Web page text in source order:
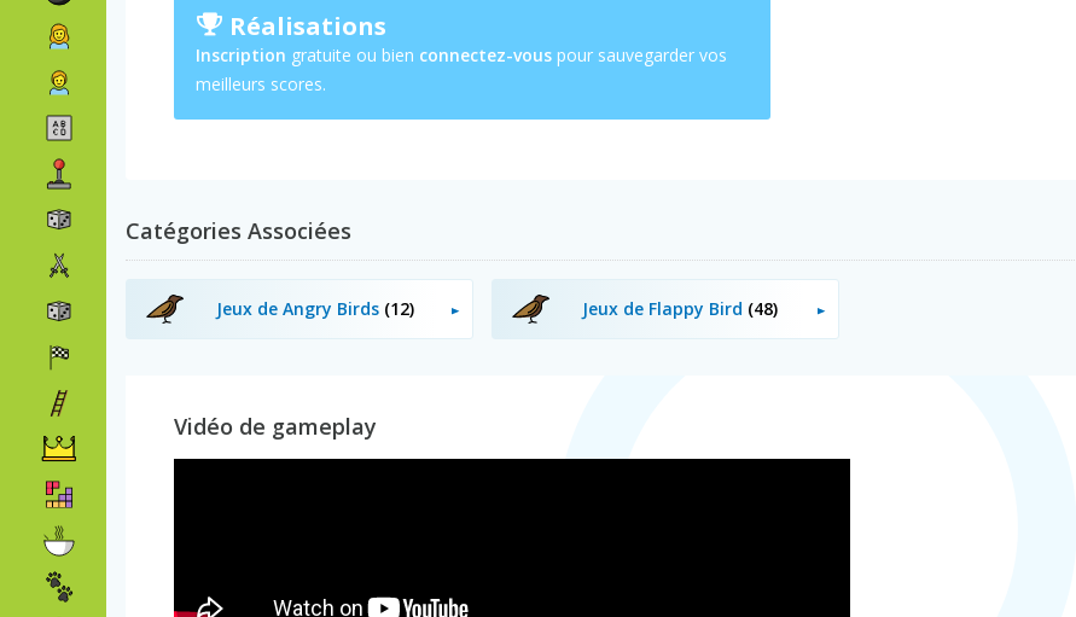
Réalisations
Inscription gratuite ou bien connectez-vous pour sauvegarder vos
meilleurs scores.
Catégories Associées
Jeux de Angry Birds (12) Jeux de Flappy Bird (48)
Vidéo de gameplay